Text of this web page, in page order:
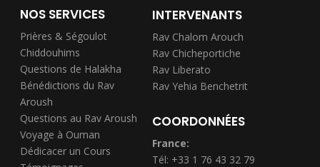
NOS SERVICES
Prières & Ségoulot
Chiddouhims
Questions de Halakha
Bénédictions du Rav
Aroush
Questions au Rav Aroush
Voyage à Ouman
Dédicacer un Cours
INTERVENANTS
Rav Chalom Arouch
Rav Chicheportiche
Rav Liberato
Rav Yehia Benchetrit
COORDONNÉES
France:
Tél: +33 1 76 43 32 79